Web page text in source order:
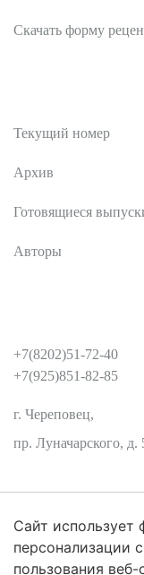
Скачать форму
Текущий номер
Архив
Готовящиеся
Авторы
+7(8202)51-72-40
+7(925)851-82-85
г. Череповец,
пр. Луначарского, д.
Защита
Сайт
персонализации
пользования